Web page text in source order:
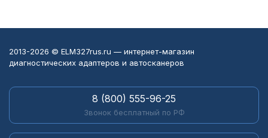
2013-2026 © ELM327rus.ru — интернет-магазин
диагностических адаптеров и автосканеров
8 (800) 555-96-25
Звонок бесплатный по РФ